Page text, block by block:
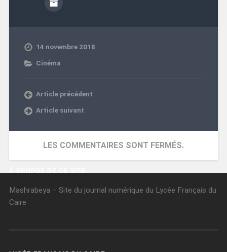
14 novembre 2018
Cinéma
Article précédent
Article suivant
LES COMMENTAIRES SONT FERMÉS.
Mashrabeya – Site du journal numérique du Lycée Français du
Caire